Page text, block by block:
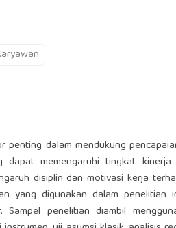
dalam mendukung
memengaruhi tingkat kinerja
disiplin dan motivasi kerja
yang digunakan dalam
penelitian diambil